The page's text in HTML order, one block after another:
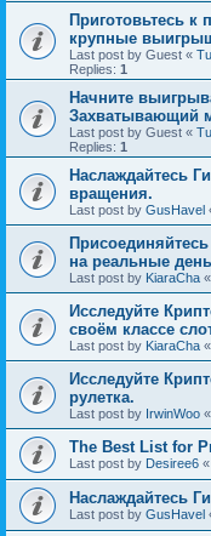
Приготовьтесь к
крупные
Last post by Guest «
Replies: 1
Начните
Захватывающий
Last post by Guest «
Replies: 1
Наслаждайтесь
вращения.
Last post by GusHavel
на реальные
Last post by KiaraCha «
Исследуйте
своём классе
Last post by KiaraCha «
Исследуйте
рулетка.
Last post by IrwinWoo «
The Best List for
Last post by Desiree6 «
Наслаждайтесь
Last post by GusHavel